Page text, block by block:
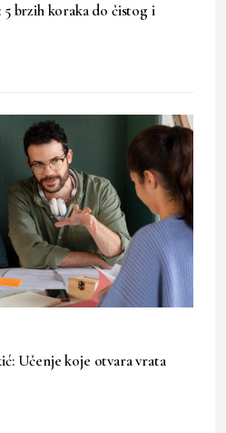
brzih koraka do čistog i
Učenje koje otvara vrata